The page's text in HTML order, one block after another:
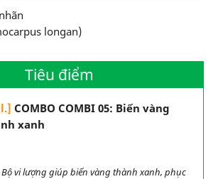
longan)
Tiêu điểm
COMBO COMBI 05: Biến vàng
xanh
Bộ vi lượng giúp biến vàng thành xanh, phục